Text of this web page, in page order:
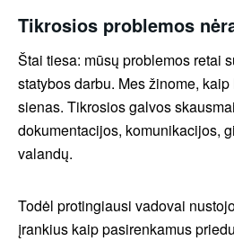
Tikrosios problemos
Štai tiesa: mūsų problemos retai
statybos darbu. Mes žinome,
sienas. Tikrosios galvos
dokumentacijos, komunikacijos,
valandų.
Todėl protingiausi vadovai
įrankius kaip pasirenkamus